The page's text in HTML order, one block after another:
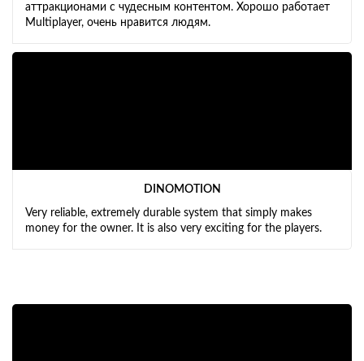
аттракционами с чудесным контентом. Хорошо работает
Multiplayer, очень нравится людям.
DINOMOTION
Very reliable, extremely durable system that simply makes
money for the owner. It is also very exciting for the players.